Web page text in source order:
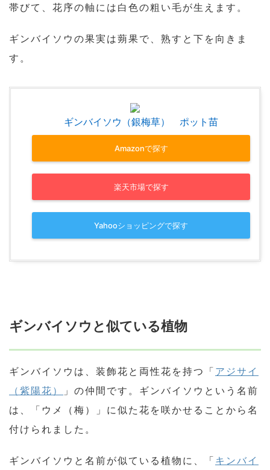
帯びて、花序の軸には白色の粗い毛が生えます。
ギンバイソウの果実は蒴果で、熟すと下を向きま
す。
ギンバイソウ（銀梅草） ポット苗
Amazonで探す
楽天市場で探す
Yahooショッピングで探す
ギンバイソウと似ている植物
ギンバイソウは、装飾花と両性花を持つ「 アジサイ
（紫陽花）
」の仲間です。ギンバイソウという名前
は、「ウメ（梅）」に似た花を咲かせることから名
付けられました。
ギンバイソウと名前が似ている植物に、「 キンバイ